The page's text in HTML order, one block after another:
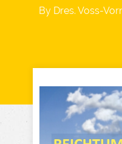
By Dres. Voss-